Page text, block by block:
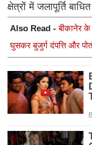
क्षेत्रों में जलापूर्ति
Also Read -बीकानेर
घुसकर बुजुर्ग दंपत्ति और